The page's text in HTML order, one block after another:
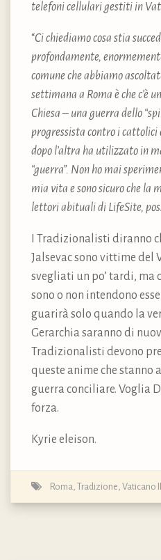
telefoni cellulari gestiti in
“Ci chiediamo cosa stia
profondamente,
comune che abbiamo
settimana a Roma è che c’è
Chiesa – una guerra dello
progressista contro i cattolici
dopo l’altra ha utilizzato in
“guerra”. Non ho mai
mia vita e sono sicuro che la
lettori abituali di LifeSite,
I Tradizionalisti diranno
Jalsevac sono vittime del
svegliati un po’ tardi, ma
sono o non intendono
guarirà solo quando la
Gerarchia saranno di
Tradizionalisti devono
queste anime che stanno
guerra conciliare. Voglia
forza.
Kyrie eleison.
Roma, Tradizione, Vaticano II